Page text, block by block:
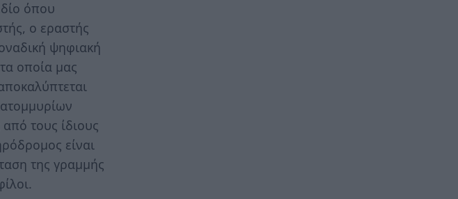
όπου
ο εραστής
ψηφιακή
οποία μας
τους ίδιους
είναι
της γραμμής